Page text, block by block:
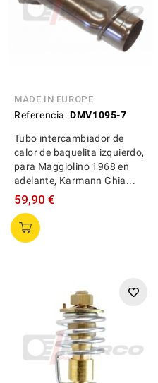
MADE IN EUROPE
Referencia: DMV1095-7
Tubo intercambiador de
calor de baquelita izquierdo,
para Maggiolino 1968 en
adelante, Karmann Ghia...
59,90 €